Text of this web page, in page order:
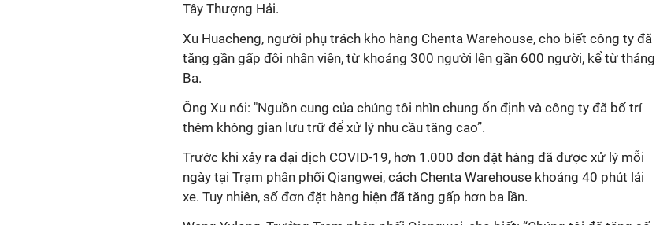
Tây Thượng Hải.
Xu Huacheng, người phụ trách kho hàng Chenta Warehouse, cho biết công ty đã
tăng gần gấp đôi nhân viên, từ khoảng 300 người lên gần 600 người, kể từ tháng
Ba.
Ông Xu nói: "Nguồn cung của chúng tôi nhìn chung ổn định và công ty đã bố trí
thêm không gian lưu trữ để xử lý nhu cầu tăng cao”.
Trước khi xảy ra đại dịch COVID-19, hơn 1.000 đơn đặt hàng đã được xử lý mỗi
ngày tại Trạm phân phối Qiangwei, cách Chenta Warehouse khoảng 40 phút lái
xe. Tuy nhiên, số đơn đặt hàng hiện đã tăng gấp hơn ba lần.